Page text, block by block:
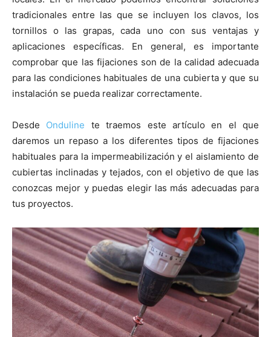
tradicionales entre las que se incluyen los clavos, los
tornillos o las grapas, cada uno con sus ventajas y
aplicaciones específicas. En general, es importante
comprobar que las fijaciones son de la calidad adecuada
para las condiciones habituales de una cubierta y que su
instalación se pueda realizar correctamente.
Desde Onduline te traemos este artículo en el que
daremos un repaso a los diferentes tipos de fijaciones
habituales para la impermeabilización y el aislamiento de
cubiertas inclinadas y tejados, con el objetivo de que las
conozcas mejor y puedas elegir las más adecuadas para
tus proyectos.